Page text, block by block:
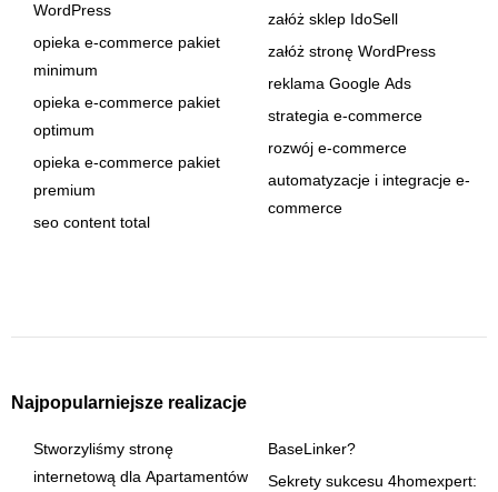
WordPress
opieka e-commerce pakiet
minimum
opieka e-commerce pakiet
optimum
opieka e-commerce pakiet
premium
seo content total
załóż sklep IdoSell
załóż stronę WordPress
reklama Google Ads
strategia e-commerce
rozwój e-commerce
automatyzacje i integracje e-
commerce
Najpopularniejsze realizacje
Stworzyliśmy stronę
internetową dla Apartamentów
BaseLinker?
Sekrety sukcesu 4homexpert: